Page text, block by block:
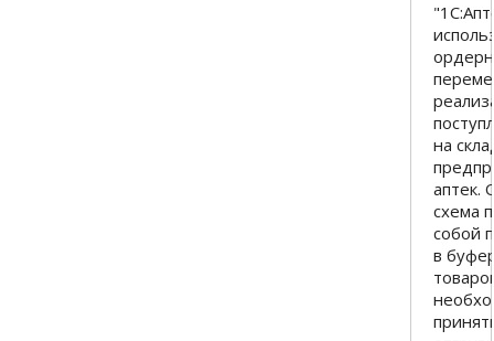
на
аптек.
схема
собой
в